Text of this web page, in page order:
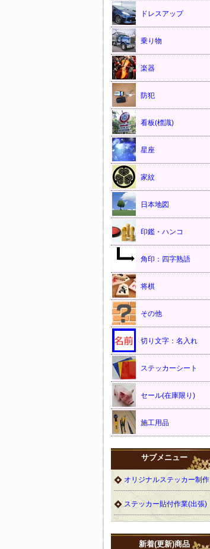
ドレスアップ
乗り物
楽器
防犯
看板(標識)
星座
家紋
日本地図
印鑑・ハンコ
角印：四字熟語
将棋
その他
切り文字：名入れ
ステッカーシート
セール(在庫限り)
施工用品
サブメニュー
オリジナルステッカー制作
ステッカー貼付作業(出張)
新着(更新)商品